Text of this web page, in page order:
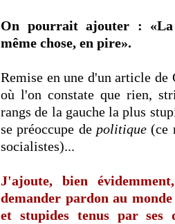
On pourrait ajouter : «La
même chose, en pire».
Remise en une d'un article
où l'on constate que rien,
rangs de la gauche la plus
se préoccupe depolitique (ce
socialistes)...
J'ajoute, bien
demander pardon au
et stupides tenus par ses